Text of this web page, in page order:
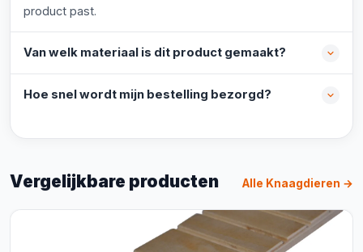
product past.
Van welk materiaal is dit product gemaakt?
Hoe snel wordt mijn bestelling bezorgd?
Vergelijkbare producten Alle Knaagdieren →